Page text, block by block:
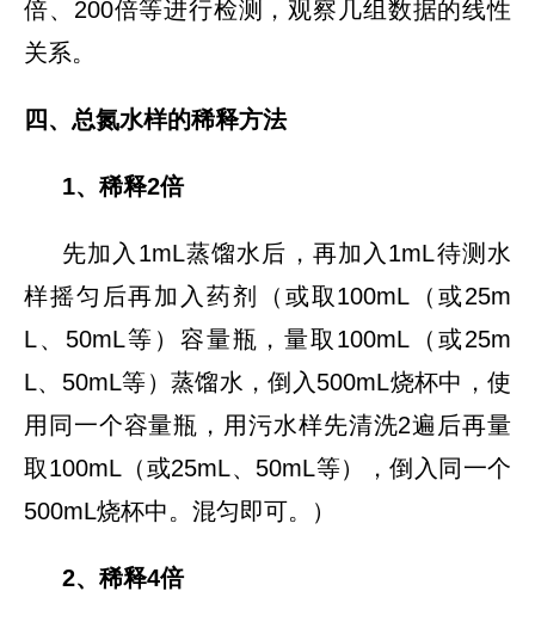
倍、200倍等进行检测，观察几组数据的线性
关系。
四、总氮水样的稀释方法
1、稀释2倍
先加入1mL蒸馏水后，再加入1mL待测水
样摇匀后再加入药剂（或取100mL（或25m
L、50mL等）容量瓶，量取100mL（或25m
L、50mL等）蒸馏水，倒入500mL烧杯中，使
用同一个容量瓶，用污水样先清洗2遍后再量
取100mL（或25mL、50mL等），倒入同一个
500mL烧杯中。混匀即可。）
2、稀释4倍